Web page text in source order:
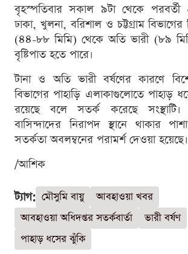
বৃহস্পতিবার সকাল ৯টা থেকে পরবর্তী
ঢাকা, খুলনা, বরিশাল ও চট্টগ্রাম বিভাগের
(৪৪-৮৮ মিমি) থেকে অতি ভারী (৮৯
বৃষ্টিপাত হতে পারে।
টানা ও অতি ভারী বর্ষণের কারণে
বিভাগের পাহাড়ি এলাকাগুলোতে পাহাড়
রয়েছে বলে সতর্ক করেছে
বাসিন্দাদের নিরাপদ স্থানে থাকার
সতর্কতা অবলম্বনের পরামর্শ দেওয়া হয়েছে।
/আশিক
ট্যাগ: মৌসুমি বায়ু
আবহাওয়া খবর
আবহাওয়া অধিদপ্তর সতর্কবার্তা
ভারী বর্ষণ
পাহাড় ধসের ঝুঁকি